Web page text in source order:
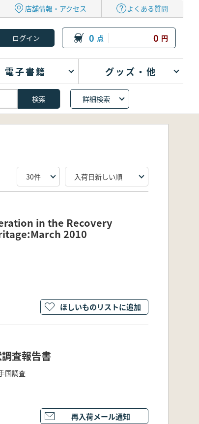
店舗情報・アクセス よくある質問
0 点 0 円
電子書籍 グッズ・他
詳細検索
in the Recovery
2010
ほしいものリストに追加
査報告書
国調査
再入荷メール通知